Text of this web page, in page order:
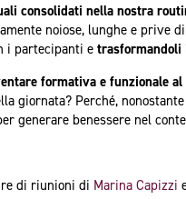
consolidati nella nostra
noiose, lunghe e prive
i partecipanti e
formativa e funzionale al
giornata? Perché,
generare benessere nel
di riunioni di Marina Capizzi